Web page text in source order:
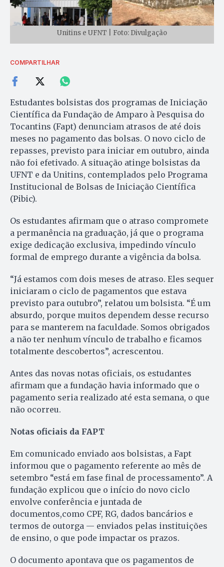
Unitins e UFNT | Foto: Divulgação
COMPARTILHAR
Estudantes bolsistas dos programas de Iniciação
Científica da Fundação de Amparo à Pesquisa do
Tocantins (Fapt) denunciam atrasos de até dois
meses no pagamento das bolsas. O novo ciclo de
repasses, previsto para iniciar em outubro, ainda
não foi efetivado. A situação atinge bolsistas da
UFNT e da Unitins, contemplados pelo Programa
Institucional de Bolsas de Iniciação Científica
(Pibic).
Os estudantes afirmam que o atraso compromete
a permanência na graduação, já que o programa
exige dedicação exclusiva, impedindo vínculo
formal de emprego durante a vigência da bolsa.
“Já estamos com dois meses de atraso. Eles sequer
iniciaram o ciclo de pagamentos que estava
previsto para outubro”, relatou um bolsista. “É um
absurdo, porque muitos dependem desse recurso
para se manterem na faculdade. Somos obrigados
a não ter nenhum vínculo de trabalho e ficamos
totalmente descobertos”, acrescentou.
Antes das novas notas oficiais, os estudantes
afirmam que a fundação havia informado que o
pagamento seria realizado até esta semana, o que
não ocorreu.
Notas oficiais da FAPT
Em comunicado enviado aos bolsistas, a Fapt
informou que o pagamento referente ao mês de
setembro “está em fase final de processamento”. A
fundação explicou que o início do novo ciclo
envolve conferência e juntada de
documentos,como CPF, RG, dados bancários e
termos de outorga — enviados pelas instituições
de ensino, o que pode impactar os prazos.
O documento apontava que os pagamentos de